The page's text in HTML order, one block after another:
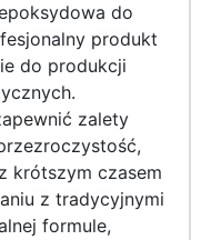
do
produkt
do produkcji
zalety
krótszym czasem
z tradycyjnymi
formule,